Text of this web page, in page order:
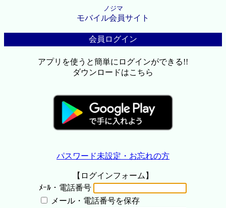
ノジマ
モバイル会員サイト
会員ログイン
アプリを使うと簡単にログインができる!!
ダウンロードはこちら
パスワード未設定・お忘れの方
【ログインフォーム】
ﾒｰﾙ・電話番号
メール・電話番号を保存